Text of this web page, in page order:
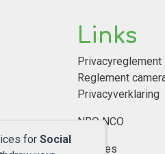
Links
Privacyreglement
Reglement
Privacyverklaring
NRO NCO
Cookies
for Social